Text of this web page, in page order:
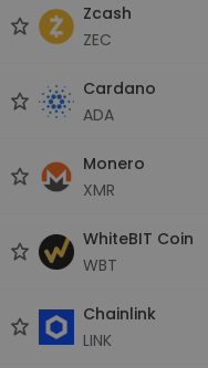
Zcash
ZEC
Cardano
ADA
Monero
XMR
WhiteBIT Coin
WBT
Chainlink
LINK